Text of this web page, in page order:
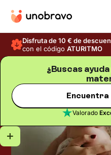
Disfruta de 10 € de
con el códigoATURITMO
¿Buscas
Valorado
Embarazo y
Mujeres sin
afrontar la